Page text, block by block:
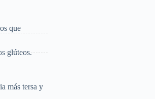
que
glúteos.
más tersa y